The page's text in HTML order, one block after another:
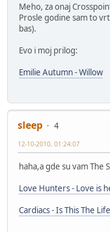
Meho, za onaj
Prosle godine sam to
bas).
Evo i moj prilog:
Emilie Autumn - Willow
sleep
4
12-10-2010, 01:24:07
haha,a gde su vam The
Love Hunters - Love is
Cardiacs - Is This The